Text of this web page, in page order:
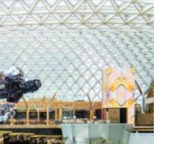
室内永久LED屏幕，由美
家地理杂志》摄影师Joel
Williams、Rob Kesseler和
作品糅合了自然、艺术、音
您以不同的角度探索世
人的自然奇观。超过七个
您置身于美仑美奂的场